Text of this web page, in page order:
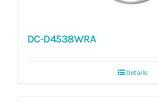
DC-D4538WRA
Details